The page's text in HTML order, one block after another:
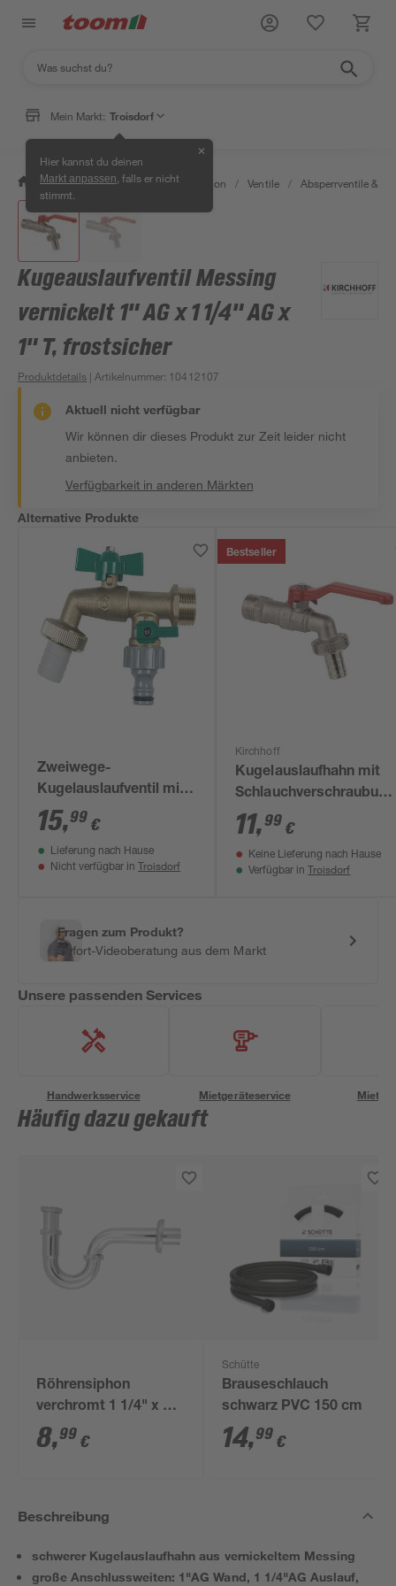
Mein Markt: Troisdorf
Hier kannst du deinen
Markt anpassen , falls er nicht
stimmt.
✕
/ Bad & Sanitär / Sanitärinstallation / Ventile / Absperrventile &
Kugeauslaufventil Messing
vernickelt 1" AG x 1 1/4" AG x
1" T, frostsicher
Produktdetails | Artikelnummer: 10412107
Aktuell nicht verfügbar
Wir können dir dieses Produkt zur Zeit leider nicht
anbieten.
Verfügbarkeit in anderen Märkten
Alternative Produkte
Zweiwege-
Kugelauslaufventil mit
Schlauchverschraubung
Messing 3/4"
15,99 €
Lieferung nach Hause
Nicht verfügbar in Troisdorf
Bestseller
Kirchhoff
Kugelauslaufhahn mit
vernickelt, 3/4'' x 1"
11,99 €
Keine Lieferung nach Hause
Verfügbar in Troisdorf
Fragen zum Produkt?
Sofort-Videoberatung aus dem Markt
Unsere passenden Services
Handwerksservice Mietgeräteservice
Häufig dazu gekauft
Röhrensiphon
verchromt 1 1/4" x 32
mm
8,99 €
Schütte
Brauseschlauch
schwarz PVC 150 cm
14,99 €
Beschreibung
schwerer Kugelauslaufhahn aus vernickeltem Messing
große Anschlussweiten: 1"AG Wand, 1 1/4"AG Auslauf,